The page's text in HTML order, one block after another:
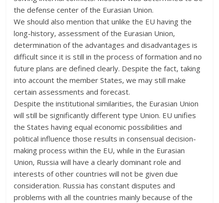
the defense center of the Eurasian Union.
We should also mention that unlike the EU having the
long-history, assessment of the Eurasian Union,
determination of the advantages and disadvantages is
difficult since it is still in the process of formation and no
future plans are defined clearly. Despite the fact, taking
into account the member States, we may still make
certain assessments and forecast.
Despite the institutional similarities, the Eurasian Union
will still be significantly different type Union. EU unifies
the States having equal economic possibilities and
political influence those results in consensual decision-
making process within the EU, while in the Eurasian
Union, Russia will have a clearly dominant role and
interests of other countries will not be given due
consideration. Russia has constant disputes and
problems with all the countries mainly because of the